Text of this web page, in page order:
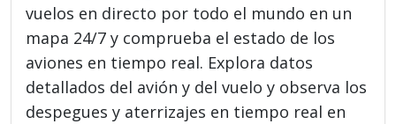
vuelos en directo por todo el mundo en un
mapa 24/7 y comprueba el estado de los
aviones en tiempo real. Explora datos
detallados del avión y del vuelo y observa los
despegues y aterrizajes en tiempo real en